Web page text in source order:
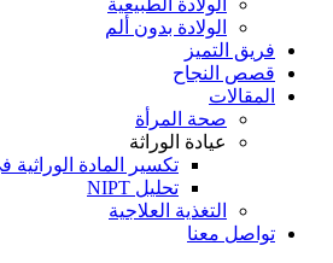
الولادة بدون ألم
فريق التميز
قصص النجاح
المقالات
صحة المرأة
عيادة الوراثة
تكسير المادة الوراثية
تحليل NIPT
التغذية العلاجية
تواصل معنا